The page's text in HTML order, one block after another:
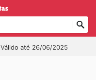
Válido até 26/06/2025